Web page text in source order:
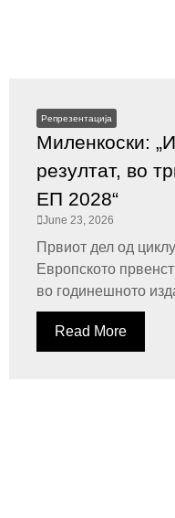
Репрезентација
Миленкоски:
резултат, во
ЕП 2028“
June 23, 2026
Првиот дел од
Европското
во годинешното
Read More